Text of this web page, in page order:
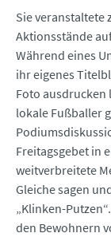
Sie veranstaltete
Aktionsstände
Während eines
ihr eigenes
Foto ausdrucken
lokale Fußballer
Freitagsgebet in
weitverbreitete
Gleiche sagen
„Klinken-
den Bewohnern